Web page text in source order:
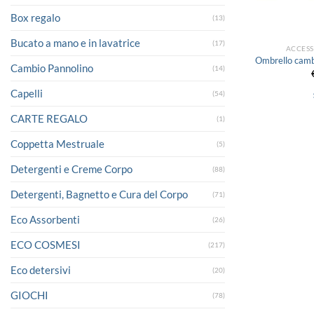
Box regalo (13)
Bucato a mano e in lavatrice (17)
Cambio Pannolino (14)
Capelli (54)
CARTE REGALO (1)
Coppetta Mestruale (5)
Detergenti e Creme Corpo (88)
Detergenti, Bagnetto e Cura del Corpo (71)
Eco Assorbenti (26)
ECO COSMESI (217)
Eco detersivi (20)
GIOCHI (78)
Ombrello